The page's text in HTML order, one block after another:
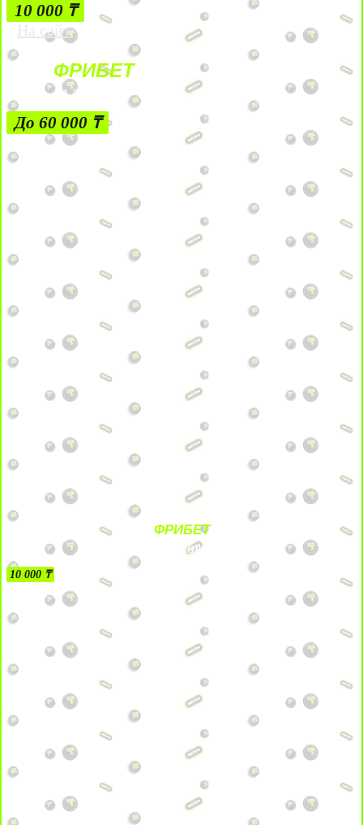
10 000 ₸
На сайт
ФРИБЕТ
ЗА ДЕПОЗИТЫ
До 60 000 ₸
ФРИБЕТ
БЕЗ УСЛОВИЙ
10 000 ₸